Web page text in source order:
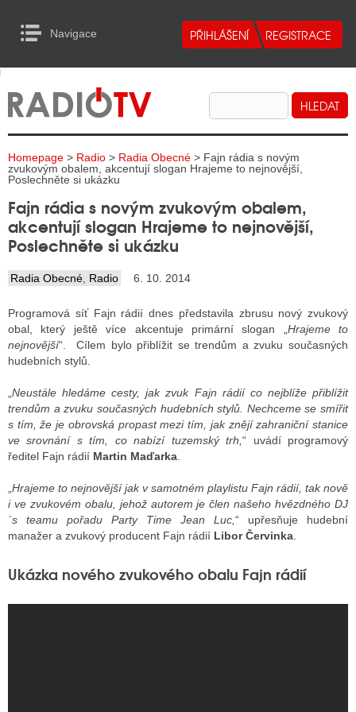
Navigace
RADIA
TELEVIZE
INTERNET
RADIA
RÁDIÍ
RÁDIÍ
VYSÍLAČE
TELEVIZE
TELEVIZÍ
INTERNET
to Content
Homepage > Radio > Radia Obecné > Fajn rádia s novým
zvukovým obalem, akcentují slogan Hrajeme to nejnovější,
Poslechněte si ukázku
Fajn rádia s novým zvukovým obalem,
akcentují slogan Hrajeme to nejnovější,
Poslechněte si ukázku
Radia Obecné Radio 6. 10. 2014
Programová síť Fajn rádií dnes představila zbrusu nový zvukový
obal, který ještě více akcentuje primární slogan „ Hrajeme to
nejnovější“. Cílem bylo přiblížit se trendům a zvuku současných
hudebních stylů.
Neustále hledáme cesty, jak zvuk Fajn rádií co nejblíže přiblížit
trendům a zvuku současných hudebních stylů. Nechceme se smířit
s tím, že je obrovská propast mezi tím, jak znějí zahraniční stanice
ve srovnání s tím, co nabízí tuzemský trh,“ uvádí programový
ředitel Fajn rádií Martin Maďarka
Hrajeme to nejnovější jak v samotném playlistu Fajn rádií, tak nově
i ve zvukovém obalu, jehož autorem je člen našeho hvězdného DJ
´s teamu pořadu Party Time Jean Luc, “ upřesňuje hudební
manažer a zvukový producent Fajn rádií Libor Červinka
Ukázka nového zvukového obalu Fajn rádií